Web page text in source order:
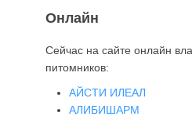
Онлайн
Сейчас на сайте онлайн
питомников:
АЙСТИ ИЛЕАЛ
АЛИБИШАРМ